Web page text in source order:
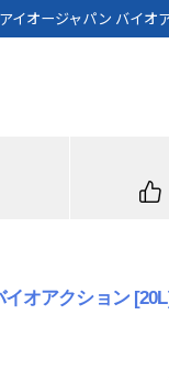
イオージャパン バイオ
オアクション